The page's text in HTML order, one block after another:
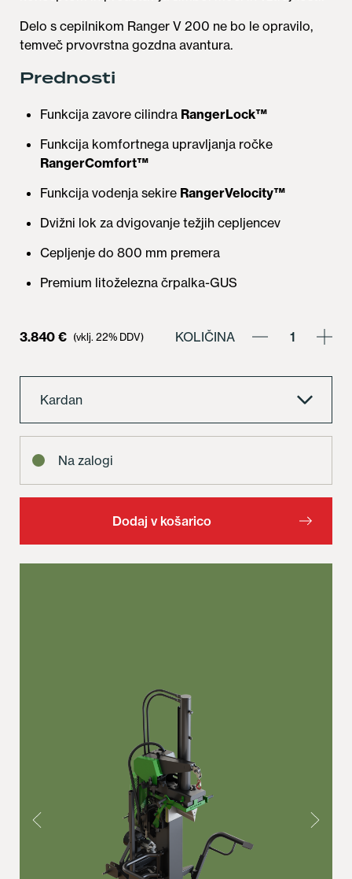
Delo s cepilnikom Ranger V 200 ne bo le opravilo,
temveč prvovrstna gozdna avantura.
Prednosti
Funkcija zavore cilindra RangerLock™
Funkcija komfortnega upravljanja ročke
RangerComfort™
Funkcija vodenja sekire RangerVelocity™
Dvižni lok za dvigovanje težjih cepljencev
Cepljenje do 800 mm premera
Premium litoželezna črpalka-GUS
3.840 € (vklj. 22% DDV) KOLIČINA
Kardan
Na zalogi
Dodaj v košarico